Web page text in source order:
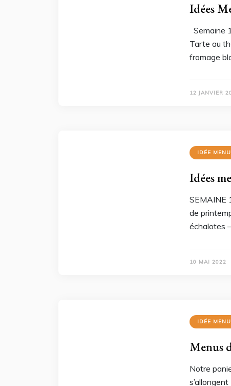
Idées
Semaine
Tarte au
fromage
12 JANVIER
IDÉE
Idées
SEMAINE
de
échalotes
10 MAI 2022
IDÉE
Menus
Notre